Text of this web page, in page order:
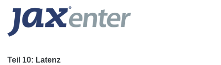
Teil 10: Latenz